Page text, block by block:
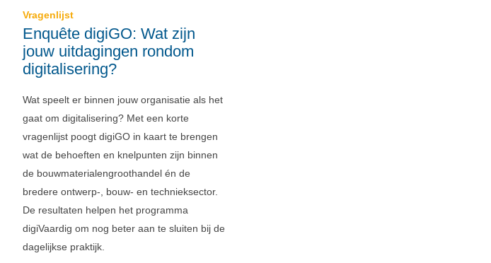
Vragenlijst
Enquête digiGO: Wat zijn
jouw uitdagingen rondom
digitalisering?
Wat speelt er binnen jouw organisatie als het
gaat om digitalisering? Met een korte
vragenlijst poogt digiGO in kaart te brengen
wat de behoeften en knelpunten zijn binnen
de bouwmaterialengroothandel én de
bredere ontwerp-, bouw- en technieksector.
De resultaten helpen het programma
digiVaardig om nog beter aan te sluiten bij de
dagelijkse praktijk.